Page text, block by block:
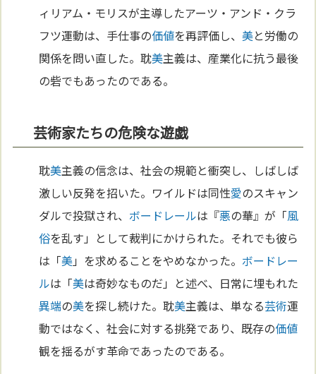
ィリアム・モリスが主導したアーツ・アンド・クラ
フツ運動は、手仕事の価値を再評価し、美と労働の
関係を問い直した。耽美主義は、産業化に抗う最後
の砦でもあったのである。
芸術家たちの危険な遊戯
耽美主義の信念は、社会の規範と衝突し、しばしば
激しい反発を招いた。ワイルドは同性愛のスキャン
ダルで投獄され、 ボードレールは『悪の華』が「風
俗を乱す」として裁判にかけられた。それでも彼ら
は「美」を求めることをやめなかった。 ボードレー
ルは「美は奇妙なものだ」と述べ、日常に埋もれた
異端の美を探し続けた。耽美主義は、単なる芸術運
動ではなく、社会に対する挑発であり、既存の価値
観を揺るがす革命であったのである。